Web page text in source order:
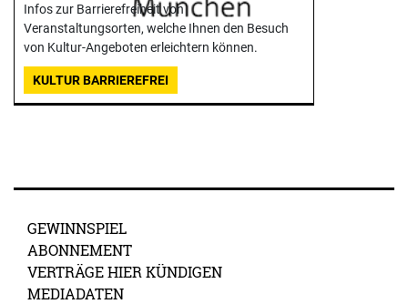
Infos zur Barrierefreiheit von
Veranstaltungsorten, welche Ihnen den Besuch
von Kultur-Angeboten erleichtern können.
KULTUR BARRIEREFREI
GEWINNSPIEL
ABONNEMENT
VERTRÄGE HIER KÜNDIGEN
MEDIADATEN